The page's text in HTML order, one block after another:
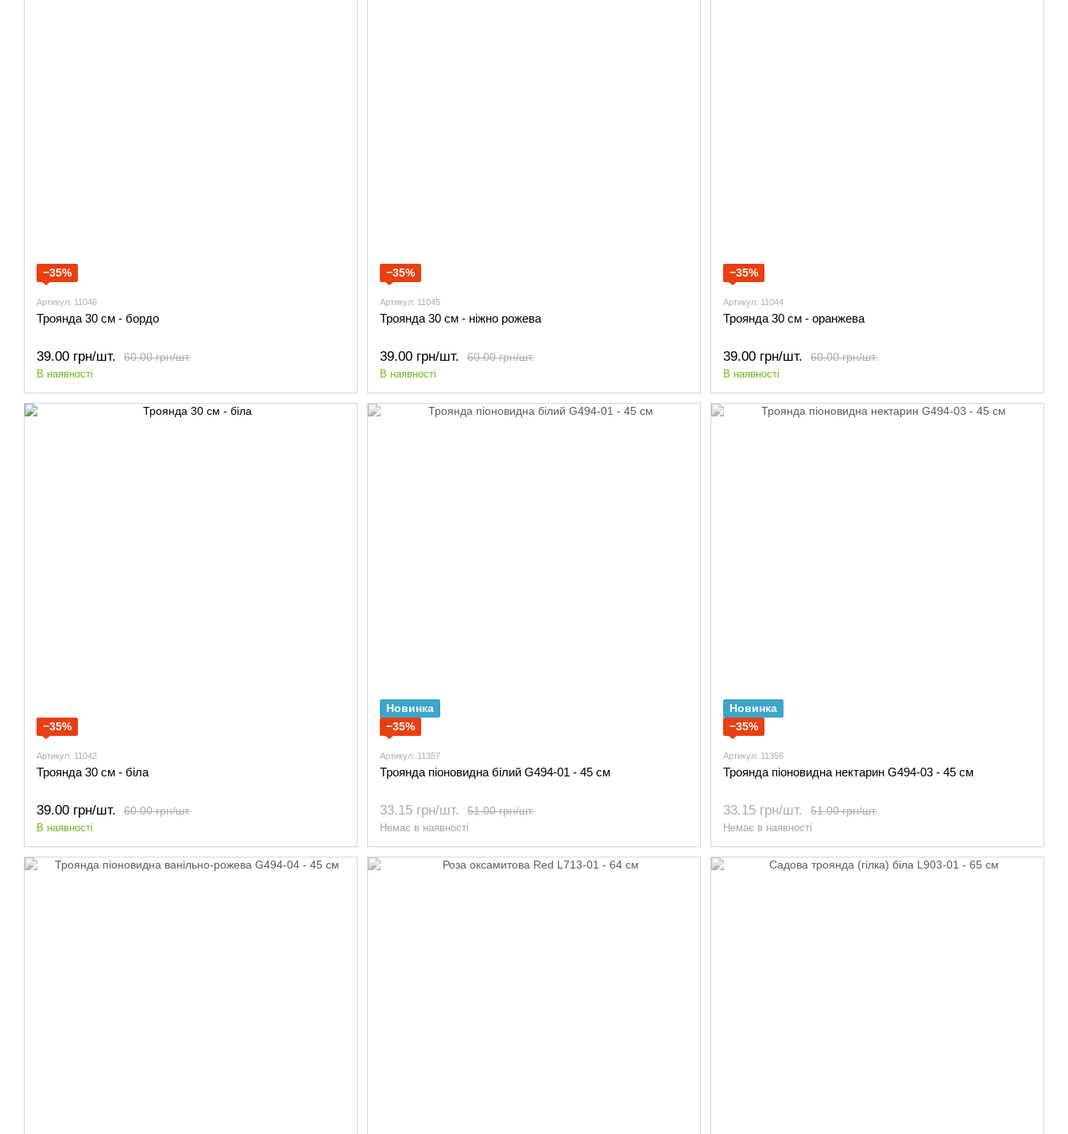
−35%
Артикул: 11046
Троянда 30 см - бордо
60.00 грн/шт.
39.00 грн/шт.
В наявності
−35%
Артикул: 11045
Троянда 30 см - ніжно рожева
60.00 грн/шт.
39.00 грн/шт.
В наявності
−35%
Артикул: 11044
Троянда 30 см - оранжева
60.00 грн/шт.
39.00 грн/шт.
В наявності
−35%
Артикул: 11042
Троянда 30 см - біла
60.00 грн/шт.
39.00 грн/шт.
В наявності
Новинка
−35%
Артикул: 11357
Троянда піоновидна білий G494-01 - 45 см
51.00 грн/шт.
33.15 грн/шт.
Немає в наявності
Новинка
−35%
Артикул: 11356
Троянда піоновидна нектарин G494-03 - 45 см
51.00 грн/шт.
33.15 грн/шт.
Немає в наявності